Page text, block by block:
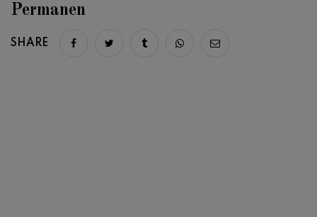
Permanen
SHARE Share on facebook
Share on twitter
Share on tumblr
Share via whatsapp
Share via email